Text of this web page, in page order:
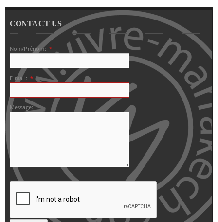
CONTACT US
Nom/Prénom: *
E-mail: *
Message: